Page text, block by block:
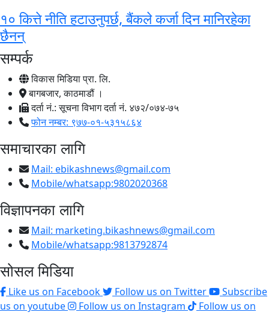
१० कित्ते नीति हटाउनुपर्छ, बैंकले कर्जा दिन मानिरहेका
छैनन्
सम्पर्क
विकास मिडिया प्रा. लि.
बागबजार, काठमाडौं ।
दर्ता नं.: सूचना विभाग दर्ता नं. ४७२/०७४-७५
फोन नम्बर: ९७७-०१-५३१५८६४
समाचारका लागि
Mail: ebikashnews@gmail.com
Mobile/whatsapp:9802020368
विज्ञापनका लागि
Mail: marketing.bikashnews@gmail.com
Mobile/whatsapp:9813792874
सोसल मिडिया
Like us on Facebook Follow us on Twitter
Subscribe
us on youtube
Follow us on Instagram
Follow us on